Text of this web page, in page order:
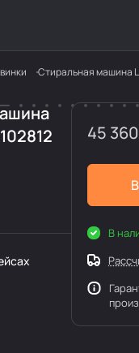
Стиральная машина
45
В